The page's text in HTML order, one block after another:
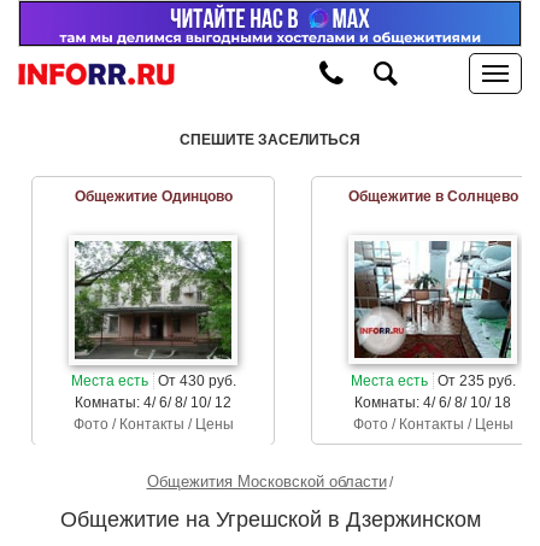
СПЕШИТЕ ЗАСЕЛИТЬСЯ
Общежитие Одинцово
Места есть От 430 руб.
Комнаты: 4/ 6/ 8/ 10/ 12
Фото / Контакты / Цены
Общежитие в Солнцево
Места есть От 235 руб.
Комнаты: 4/ 6/ 8/ 10/ 18
Фото / Контакты / Цены
Общежития Московской области
Общежитие на Угрешской в Дзержинском